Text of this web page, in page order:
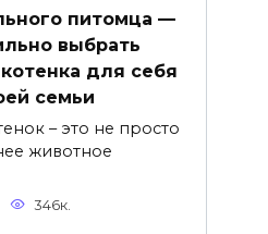
питомца —
выбрать
для себя
семьи
– это не просто
животное
346к.